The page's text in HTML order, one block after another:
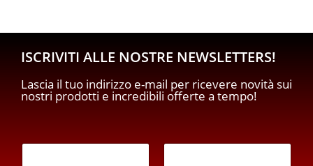
ISCRIVITI ALLE NOSTRE NEWSLETTERS!
Lascia il tuo indirizzo e-mail per ricevere novità sui
nostri prodotti e incredibili offerte a tempo!
E